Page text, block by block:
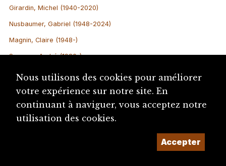
Girardin, Michel (1940-2020)
Nusbaumer, Gabriel (1948-2024)
Magnin, Claire (1948-)
Saenger, André (1920-)
Nous utilisons des cookies pour améliorer
votre expérience sur notre site. En
continuant à naviguer, vous acceptez notre
utilisation des cookies.
Accepter